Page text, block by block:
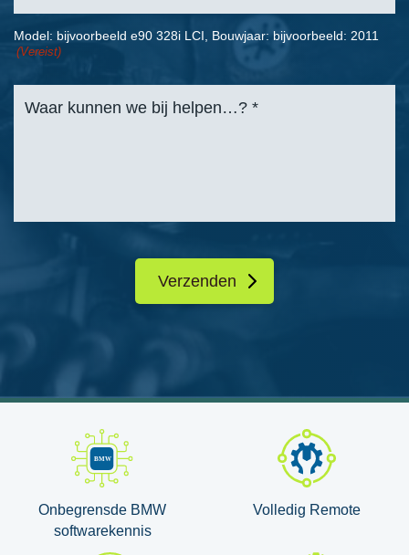
Model: bijvoorbeeld e90 328i LCI, Bouwjaar: bijvoorbeeld: 2011
(Vereist)
Onbegrensde BMW
softwarekennis
Volledig Remote